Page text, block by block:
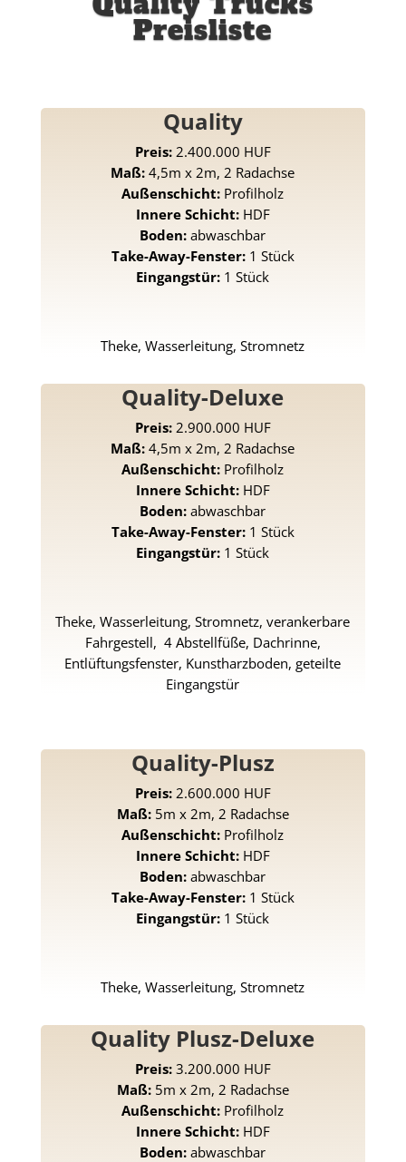
Preisliste
Quality
Preis:2.400.000 HUF
Maß: 4,5m x 2m, 2 Radachse
Außenschicht: Profilholz
Innere Schicht:HDF
Boden: abwaschbar
Take-Away-Fenster:1 Stück
Eingangstür: 1 Stück
Theke, Wasserleitung, Stromnetz
Quality-Deluxe
Preis:2.900.000 HUF
Maß: 4,5m x 2m, 2 Radachse
Außenschicht: Profilholz
Innere Schicht:HDF
Boden: abwaschbar
Take-Away-Fenster:1 Stück
Eingangstür: 1 Stück
Theke, Wasserleitung, Stromnetz, verankerbare
Fahrgestell, 4 Abstellfüße, Dachrinne,
Entlüftungsfenster, Kunstharzboden, geteilte
Eingangstür
Quality-Plusz
Preis:2.600.000 HUF
Maß:5m x 2m, 2 Radachse
Außenschicht: Profilholz
Innere Schicht:HDF
Boden: abwaschbar
Take-Away-Fenster:1 Stück
Eingangstür: 1 Stück
Theke, Wasserleitung, Stromnetz
Quality Plusz-Deluxe
Preis:3.200.000 HUF
Maß:5m x 2m, 2 Radachse
Außenschicht: Profilholz
Innere Schicht:HDF
Boden: abwaschbar